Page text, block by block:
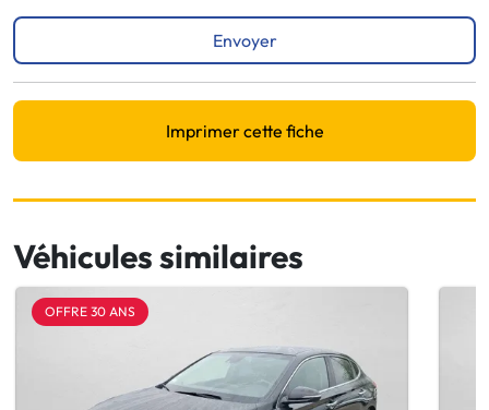
Envoyer
Imprimer cette fiche
Véhicules similaires
OFFRE 30 ANS